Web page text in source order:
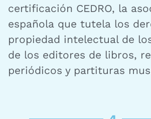
certificación CEDRO, la
española que tutela los
propiedad intelectual de
de los editores de libros,
periódicos y partituras